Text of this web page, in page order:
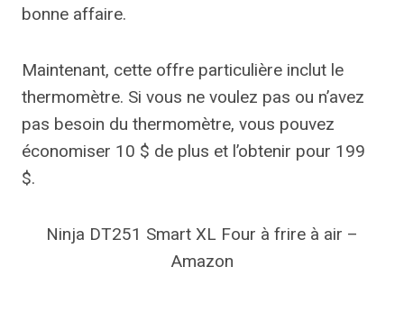
bonne affaire.
Maintenant, cette offre particulière inclut le
thermomètre. Si vous ne voulez pas ou n’avez
pas besoin du thermomètre, vous pouvez
économiser 10 $ de plus et l’obtenir pour 199
$.
Ninja DT251 Smart XL Four à frire à air –
Amazon